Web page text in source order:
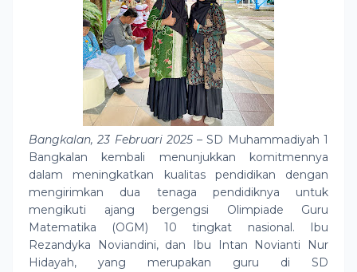
Bangkalan, 23 Februari 2025–SD Muhammadiyah 1
Bangkalan kembali menunjukkan komitmennya
dalam meningkatkan kualitas pendidikan dengan
mengirimkan dua tenaga pendidiknya untuk
mengikuti ajang bergengsi Olimpiade Guru
Matematika (OGM) 10 tingkat nasional. Ibu
Rezandyka Noviandini, dan Ibu Intan Novianti Nur
Hidayah, yang merupakan guru di SD